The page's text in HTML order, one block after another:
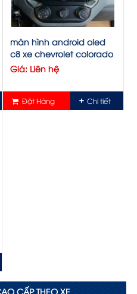
màn hình android oled
c8 xe chevrolet colorado
Giá: Liên hệ
Đặt Hàng Chi tiết
CẤP THEO XE